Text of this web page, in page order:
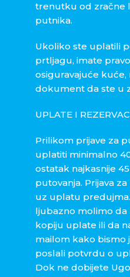
trenutku od zračne
putnika.
Ukoliko ste uplatili
prtljagu, imate
osiguravajuće
dokument da ste u
UPLATE I
Prilikom prijave za
uplatiti minimalno
ostatak najkasnije
putovanja. Prijava
uz uplatu
ljubazno molimo da
kopiju uplate ili da
mailom kako bismo
poslali potvrdu o
Dok ne dobijete